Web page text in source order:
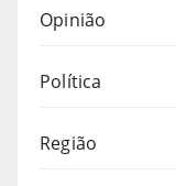
Opinião
Política
Região